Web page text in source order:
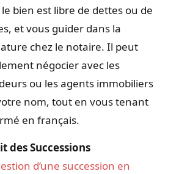
bien est libre de dettes ou de
et vous guider dans la
chez le notaire. Il peut
négocier avec les
ou les agents immobiliers
nom, tout en vous tenant
en français.
des Successions
d’une succession en